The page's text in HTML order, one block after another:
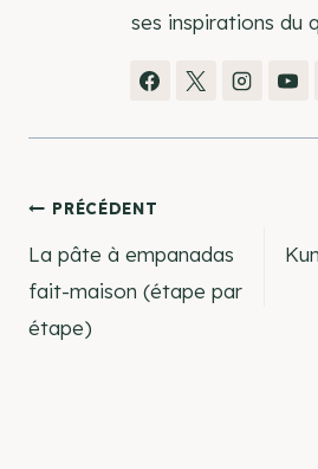
ses inspirations du
Navigation
de
l’article
PRÉCÉDENT
La pâte à empanadas
fait-maison (étape par
étape)